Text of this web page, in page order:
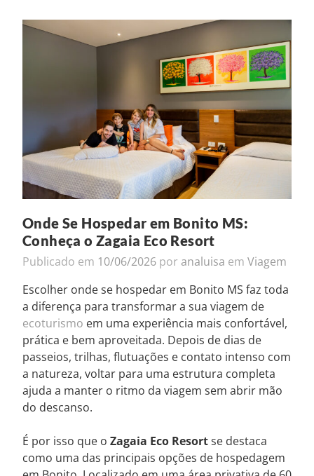
Onde Se Hospedar em Bonito MS:
Conheça o Zagaia Eco Resort
Publicado em 10/06/2026 por analuisa em Viagem
Escolher onde se hospedar em Bonito MS faz toda
a diferença para transformar a sua viagem de
ecoturismo em uma experiência mais confortável,
prática e bem aproveitada. Depois de dias de
passeios, trilhas, flutuações e contato intenso com
a natureza, voltar para uma estrutura completa
ajuda a manter o ritmo da viagem sem abrir mão
do descanso.
É por isso que o Zagaia Eco Resortse destaca
como uma das principais opções de hospedagem